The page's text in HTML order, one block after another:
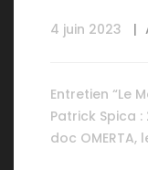
4 juin 2023
Entretien “Le
Patrick Spica
doc